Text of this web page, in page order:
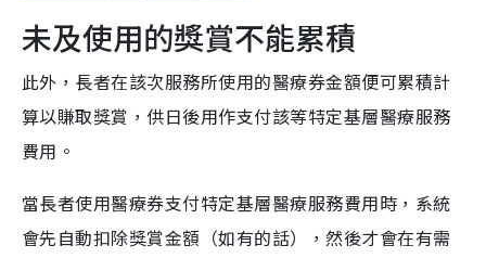
未及使用的獎賞不能累積
此外，長者在該次服務所使用的醫療券金額便可累積計
算以賺取獎賞，供日後用作支付該等特定基層醫療服務
費用。
當長者使用醫療券支付特定基層醫療服務費用時，系統
會先自動扣除獎賞金額（如有的話），然後才會在有需